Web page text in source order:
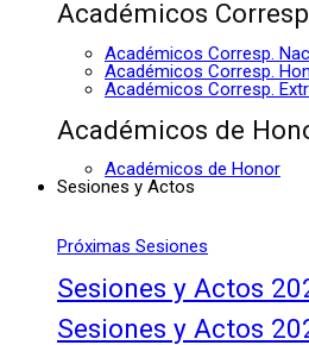
Académicos
Académicos Corresp.
Académicos Corresp.
Académicos Corresp.
Académicos de
Académicos de Honor
Sesiones y Actos
Próximas Sesiones
Sesiones y Actos
Sesiones y Actos